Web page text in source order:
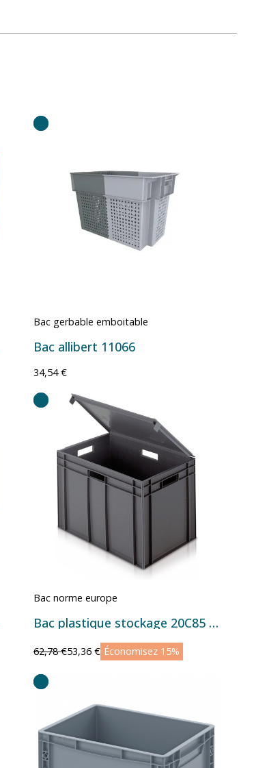
Bac gerbable emboitable
Bac allibert 11066
34,54 €
Bac norme europe
Bac plastique stockage 20C85 Allibert
62,78 €53,36 € Économisez 15%